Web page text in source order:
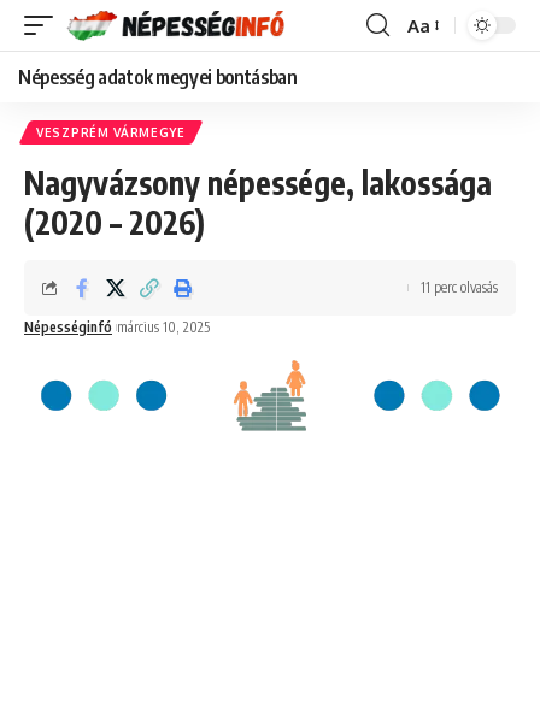
Font
Aa
Népesség adatok megyei bontásban
VESZPRÉM VÁRMEGYE
Nagyvázsony népessége, lakossága
(2020 – 2026)
Népességinfó március 10, 2025
11 perc olvasás